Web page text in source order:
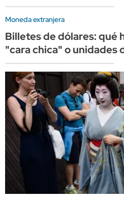
Moneda extranjera
Billetes de dólares: qué
"cara chica" o unidades